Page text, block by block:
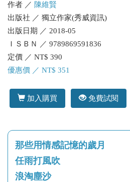
作者 ／ 陳維賢
出版社 ／ 獨立作家(秀威資訊)
出版日期 ／ 2018-05
ＩＳＢＮ ／ 9789869591836
定價 ／ NT$ 390
優惠價 ／ NT$ 351
加入購買 免費試閱
那些用情感記憶的歲月
任雨打風吹
浪淘塵沙